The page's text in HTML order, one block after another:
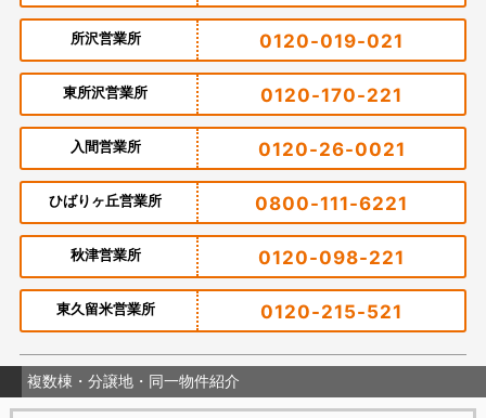
所沢営業所 0120-019-021
東所沢営業所 0120-170-221
入間営業所 0120-26-0021
ひばりヶ丘営業所 0800-111-6221
秋津営業所 0120-098-221
東久留米営業所 0120-215-521
複数棟・分譲地・同一物件紹介